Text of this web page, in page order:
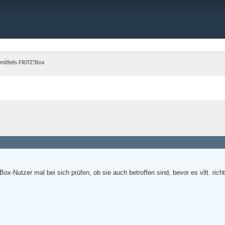
FRITZ!Box
Nutzer mal bei sich prüfen, ob sie auch betroffen sind, bevor es vllt.